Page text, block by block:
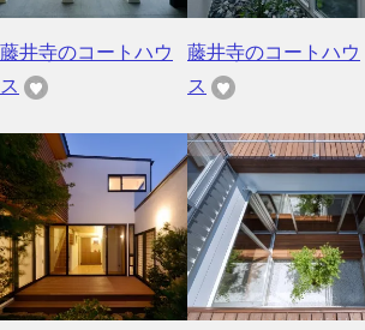
藤井寺のコートハウ
ス
藤井寺のコートハウ
ス